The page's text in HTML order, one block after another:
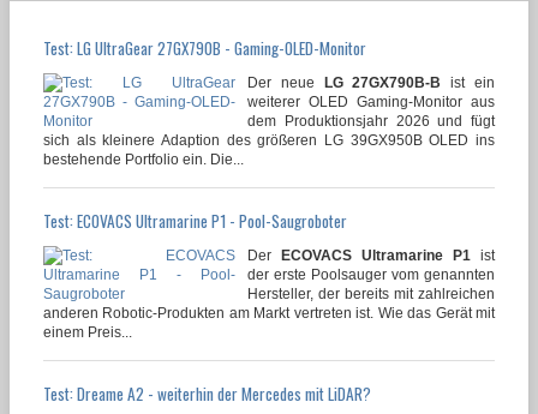
Test: LG UltraGear 27GX790B - Gaming-OLED-Monitor
Der neue LG 27GX790B-B
ist ein
weiterer OLED Gaming-Monitor aus
dem Produktionsjahr 2026 und fügt
sich als kleinere Adaption des größeren LG 39GX950B OLED ins
bestehende Portfolio ein. Die...
Test: ECOVACS Ultramarine P1 - Pool-Saugroboter
Der ECOVACS Ultramarine P1 ist
der erste Poolsauger vom genannten
Hersteller, der bereits mit zahlreichen
anderen Robotic-Produkten am Markt vertreten ist. Wie das Gerät mit
einem Preis...
Test: Dreame A2 - weiterhin der Mercedes mit LiDAR?